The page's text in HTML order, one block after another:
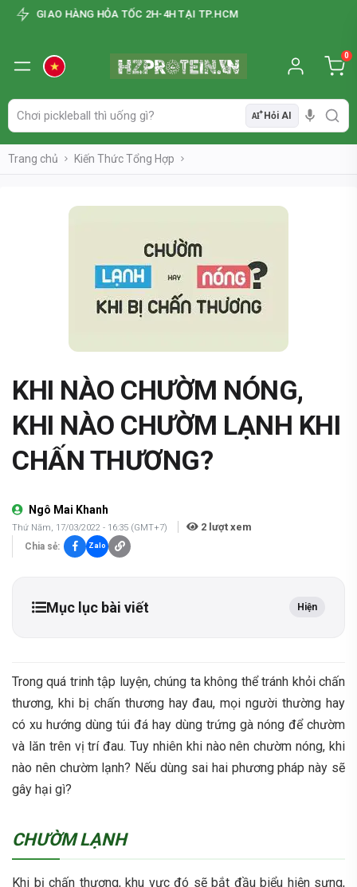
GIAO HÀNG HỎA TỐC 2H-4H TẠI TP.HCM
AI Hỏi AI
0
Trang chủ Kiến Thức Tổng Hợp
KHI NÀO CHƯỜM NÓNG,
KHI NÀO CHƯỜM LẠNH KHI
CHẤN THƯƠNG?
Ngô Mai Khanh
Thứ Năm, 17/03/2022 - 16:35 (GMT+7) 2 lượt xem
Chia sẻ: Zalo
Mục lục bài viết Hiện
Trong quá trinh tập luyện, chúng ta không thể tránh khỏi chấn
thương, khi bị chấn thương hay đau, mọi người thường hay
có xu hướng dùng túi đá hay dùng trứng gà nóng để chườm
và lăn trên vị trí đau. Tuy nhiên khi nào nên chườm nóng, khi
nào nên chườm lạnh? Nếu dùng sai hai phương pháp này sẽ
gây hại gì?
CHƯỜM LẠNH
Khi bị chấn thương, khu vực đó sẽ bắt đầu biểu hiện sưng,